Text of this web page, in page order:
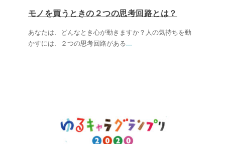
モノを買うときの２つの思考回路とは？
あなたは、どんなとき心が動きますか？人の気持ちを動
かすには、２つの思考回路がある...